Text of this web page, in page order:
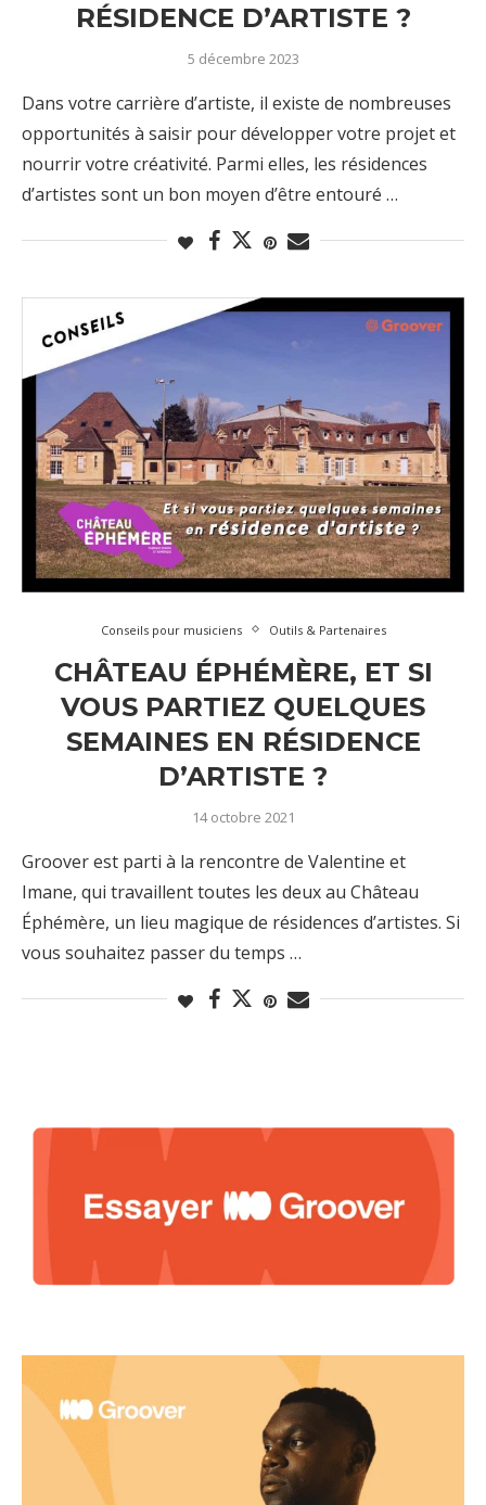
RÉSIDENCE D’ARTISTE ?
5 décembre 2023
Dans votre carrière d’artiste, il existe de nombreuses
opportunités à saisir pour développer votre projet et
nourrir votre créativité. Parmi elles, les résidences
d’artistes sont un bon moyen d’être entouré …
Conseils pour musiciens Outils & Partenaires
CHÂTEAU ÉPHÉMÈRE, ET SI
VOUS PARTIEZ QUELQUES
SEMAINES EN RÉSIDENCE
D’ARTISTE ?
14 octobre 2021
Groover est parti à la rencontre de Valentine et
Imane, qui travaillent toutes les deux au Château
Éphémère, un lieu magique de résidences d’artistes. Si
vous souhaitez passer du temps …